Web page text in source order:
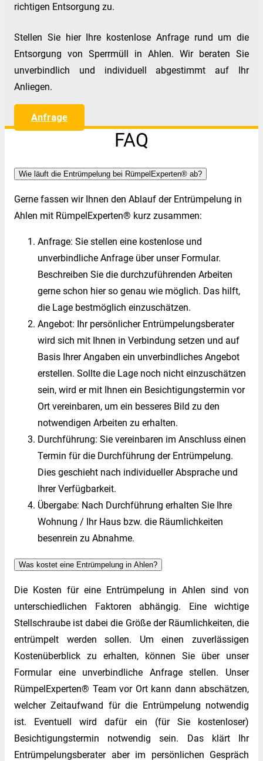
richtigen Entsorgung zu.
Stellen Sie hier Ihre kostenlose Anfrage rund um die
Entsorgung von Sperrmüll in Ahlen. Wir beraten Sie
unverbindlich und individuell abgestimmt auf Ihr
Anliegen.
Anfrage
FAQ
Wie läuft die Entrümpelung bei RümpelExperten® ab?
Gerne fassen wir Ihnen den Ablauf der Entrümpelung in
Ahlen mit RümpelExperten® kurz zusammen:
Anfrage: Sie stellen eine kostenlose und
unverbindliche Anfrage über unser Formular.
Beschreiben Sie die durchzuführenden Arbeiten
gerne schon hier so genau wie möglich. Das hilft,
die Lage bestmöglich einzuschätzen.
Angebot: Ihr persönlicher Entrümpelungsberater
wird sich mit Ihnen in Verbindung setzen und auf
Basis Ihrer Angaben ein unverbindliches Angebot
erstellen. Sollte die Lage noch nicht einzuschätzen
sein, wird er mit Ihnen ein Besichtigungstermin vor
Ort vereinbaren, um ein besseres Bild zu den
notwendigen Arbeiten zu erhalten.
Durchführung: Sie vereinbaren im Anschluss einen
Termin für die Durchführung der Entrümpelung.
Dies geschieht nach individueller Absprache und
Ihrer Verfügbarkeit.
Übergabe: Nach Durchführung erhalten Sie Ihre
Wohnung / Ihr Haus bzw. die Räumlichkeiten
besenrein zu Abnahme.
Was kostet eine Entrümpelung in Ahlen?
Die Kosten für eine Entrümpelung in Ahlen sind von
unterschiedlichen Faktoren abhängig. Eine wichtige
Stellschraube ist dabei die Größe der Räumlichkeiten, die
entrümpelt werden sollen. Um einen zuverlässigen
Kostenüberblick zu erhalten, können Sie über unser
Formular eine unverbindliche Anfrage stellen. Unser
RümpelExperten® Team vor Ort kann dann abschätzen,
welcher Zeitaufwand für die Entrümpelung notwendig
ist. Eventuell wird dafür ein (für Sie kostenloser)
Besichtigungstermin notwendig sein. Das klärt Ihr
Entrümpelungsberater aber im persönlichen Gespräch